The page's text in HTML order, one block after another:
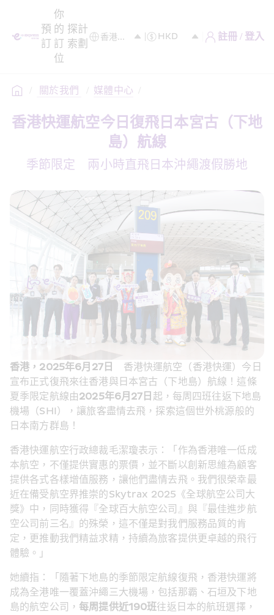
預
訂
你
的
訂
位
探
索
計
劃
註冊 / 登入
/ 關於我們 / 媒體中心 /
香港快運航空今日復飛日本宮古（下地
島）航線
季節限定　兩小時直飛日本沖繩渡假勝地
香港，2025年6月27日
香港快運航空（香港快運）今日
宣布正式復飛來往香港與日本宮古（下地島）航線！這條
夏季限定航線由2025年6月27日 起，每周四班往返下地島
機場（SHI），讓旅客盡情去飛，探索這個世外桃源般的
日本南方群島！
香港快運航空行政總裁毛潔瓊表示：「作為香港唯一低成
本航空，不僅提供實惠的票價，並不斷以創新思維為顧客
提供各式各樣增值服務，讓他們盡情去飛。我們很榮幸最
近在備受航空界推崇的Skytrax 2025《全球航空公司大
獎》中，同時獲得『全球百大航空公司』與『最佳進步航
空公司前三名』的殊榮，這不僅是對我們服務品質的肯
定，更推動我們精益求精，持續為旅客提供更卓越的飛行
體驗。」
她續指：「隨著下地島的季節限定航線復飛，香港快運將
成為全港唯一覆蓋沖繩三大機場，包括那霸、石垣及下地
島的航空公司， 每周提供近190班往返日本的航班選擇，